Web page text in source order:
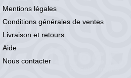
Mentions légales
Conditions générales de ventes
Livraison et retours
Aide
Nous contacter